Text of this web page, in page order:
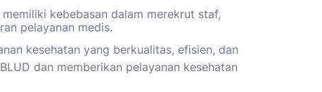
kebebasan dalam merekrut staf,
pelayanan medis.
kesehatan yang berkualitas, efisien, dan
dan memberikan pelayanan kesehatan